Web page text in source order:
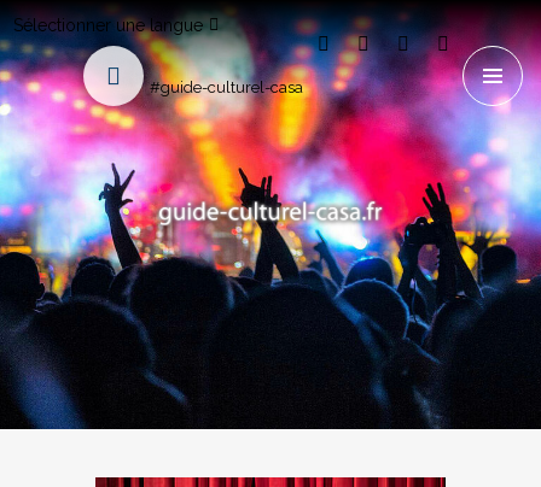
Sélectionner une langue
#guide-culturel-casa